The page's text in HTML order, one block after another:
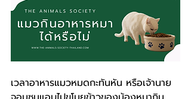
เวลาอาหารแมวหมดกะทันหัน หรือเจ้านาย